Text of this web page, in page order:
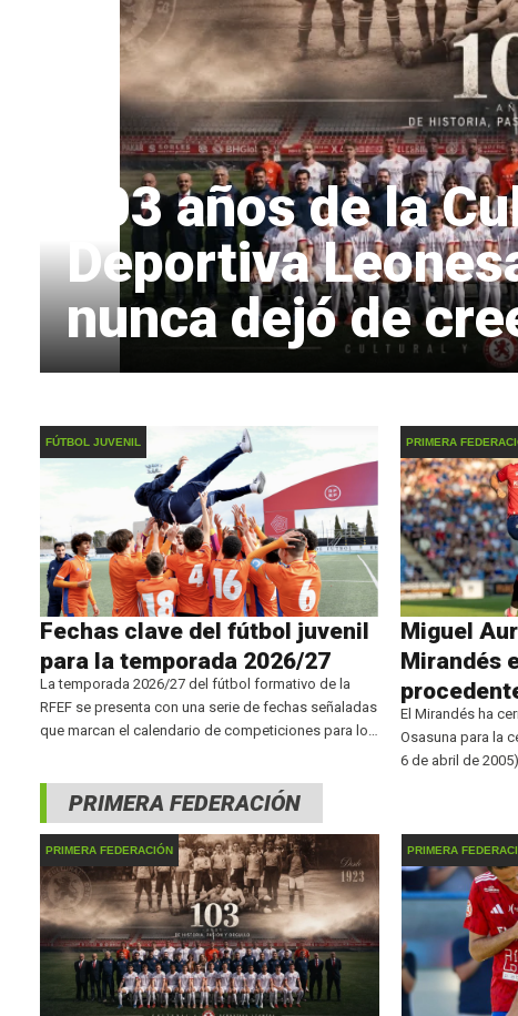
103 años de la
Deportiva
nunca dejó de
FÚTBOL JUVENIL
Fechas clave del fútbol juvenil
para la temporada 2026/27
La temporada 2026/27 del fútbol formativo de la
RFEF se presenta con una serie de fechas señaladas
que marcan el calendario de competiciones para los
PRIMERA
Miguel
Mirandés
El Mirandés ha
Osasuna para la
6 de abril de
PRIMERA FEDERACIÓN
PRIMERA FEDERACIÓN PRIMERA